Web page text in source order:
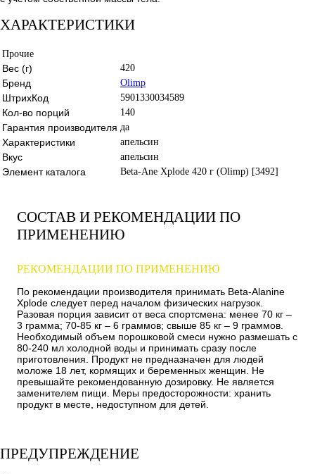
ХАРАКТЕРИСТИКИ
Прочие
Вес (г) 420
Бренд Olimp
ШтрихКод 5901330034589
Кол-во порций 140
Гарантия производителя да
Характеристики апельсин
Вкус апельсин
Элемент каталога Beta-Ane Xplode 420 г (Olimp) [3492]
СОСТАВ И РЕКОМЕНДАЦИИ ПО
ПРИМЕНЕНИЮ
РЕКОМЕНДАЦИИ ПО ПРИМЕНЕНИЮ
По рекомендации производителя принимать Beta-Alanine
Xplode следует перед началом физических нагрузок.
Разовая порция зависит от веса спортсмена: менее 70 кг –
3 грамма; 70-85 кг – 6 граммов; свыше 85 кг – 9 граммов.
Необходимый объем порошковой смеси нужно размешать с
80-240 мл холодной воды и принимать сразу после
приготовления. Продукт не предназначен для людей
моложе 18 лет, кормящих и беременных женщин. Не
превышайте рекомендованную дозировку. Не является
заменителем пищи. Меры предосторожности: хранить
продукт в месте, недоступном для детей.
ПРЕДУПРЕЖДЕНИЕ